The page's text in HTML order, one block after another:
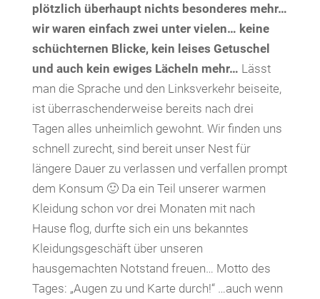
plötzlich überhaupt nichts besonderes mehr…
wir waren einfach zwei unter vielen… keine
schüchternen Blicke, kein leises Getuschel
und auch kein ewiges Lächeln mehr… Lässt
man die Sprache und den Linksverkehr beiseite,
ist überraschenderweise bereits nach drei
Tagen alles unheimlich gewohnt. Wir finden uns
schnell zurecht, sind bereit unser Nest für
längere Dauer zu verlassen und verfallen prompt
dem Konsum 🙂 Da ein Teil unserer warmen
Kleidung schon vor drei Monaten mit nach
Hause flog, durfte sich ein uns bekanntes
Kleidungsgeschäft über unseren
hausgemachten Notstand freuen… Motto des
Tages: „Augen zu und Karte durch!“ …auch wenn